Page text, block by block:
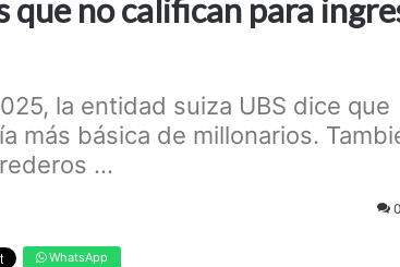
que no califican para
la entidad suiza UBS dice que
más básica de millonarios.
...
0
WhatsApp